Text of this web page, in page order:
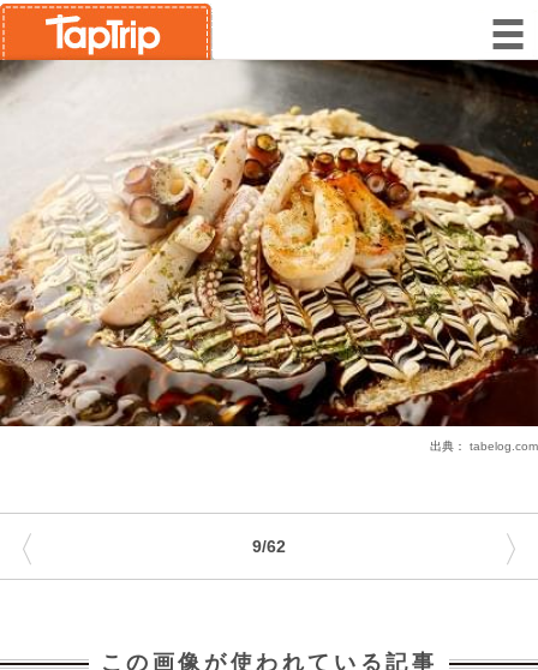
出典： tabelog.com
9/62
〈 〉
この画像が使われている記事